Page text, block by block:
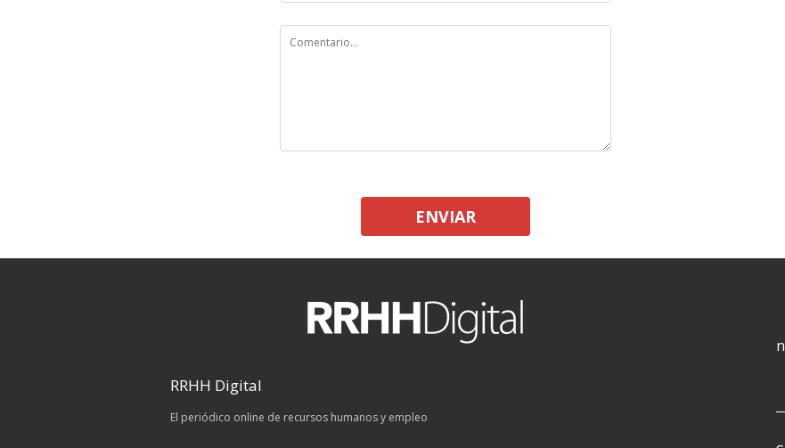
ENVIAR
RRHH Digital
El periódico online de recursos humanos y empleo